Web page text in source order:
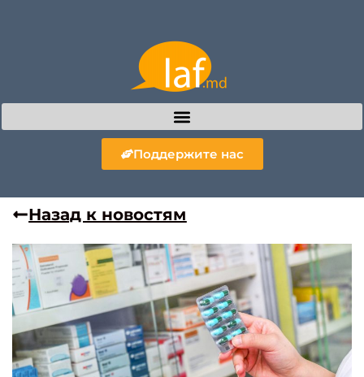
Поддержите нас
Назад к новостям